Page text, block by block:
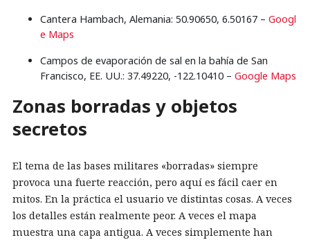
Cantera Hambach, Alemania: 50.90650, 6.50167 – Googl
e Maps
Campos de evaporación de sal en la bahía de San
Francisco, EE. UU.: 37.49220, -122.10410 – Google Maps
Zonas borradas y objetos
secretos
El tema de las bases militares «borradas» siempre
provoca una fuerte reacción, pero aquí es fácil caer en
mitos. En la práctica el usuario ve distintas cosas. A veces
los detalles están realmente peor. A veces el mapa
muestra una capa antigua. A veces simplemente han